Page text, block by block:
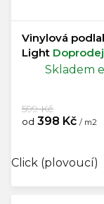
Vinylová
Light Doprodej
Skladem
od 398 Kč / m2
599 Kč
Click (plovoucí)